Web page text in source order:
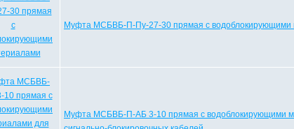
Муфта МСБВБ-П-Пу-27-30 прямая с водоблокирующими
Муфта МСБВБ-П-АБ 3-10 прямая с водоблокирующими